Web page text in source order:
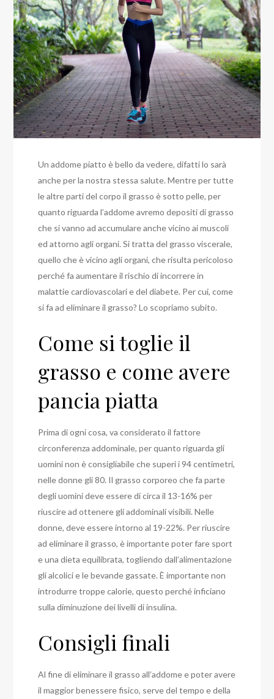
Un addome piatto è bello da vedere, difatti lo sarà
anche per la nostra stessa salute. Mentre per tutte
le altre parti del corpo il grasso è sotto pelle, per
quanto riguarda l’addome avremo depositi di grasso
che si vanno ad accumulare anche vicino ai muscoli
ed attorno agli organi. Si tratta del grasso viscerale,
quello che è vicino agli organi, che risulta pericoloso
perché fa aumentare il rischio di incorrere in
malattie cardiovascolari e del diabete. Per cui, come
si fa ad eliminare il grasso? Lo scopriamo subito.
Come si toglie il
grasso e come avere
pancia piatta
Prima di ogni cosa, va considerato il fattore
circonferenza addominale, per quanto riguarda gli
uomini non è consigliabile che superi i 94 centimetri,
nelle donne gli 80. Il grasso corporeo che fa parte
degli uomini deve essere di circa il 13-16% per
riuscire ad ottenere gli addominali visibili. Nelle
donne, deve essere intorno al 19-22%. Per riuscire
ad eliminare il grasso, è importante poter fare sport
e una dieta equilibrata, togliendo dall’alimentazione
gli alcolici e le bevande gassate. È importante non
introdurre troppe calorie, questo perché inficiano
sulla diminuzione dei livelli di insulina.
Consigli finali
Al fine di eliminare il grasso all’addome e poter avere
il maggior benessere fisico, serve del tempo e della